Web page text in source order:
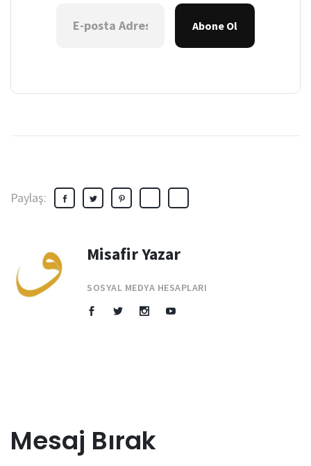
Abone Ol
Paylaş:
Misafir Yazar
SOSYAL MEDYA HESAPLARI
Mesaj Bırak